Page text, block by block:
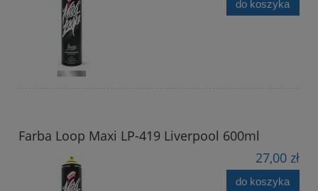
do koszyka
Farba Loop Maxi LP-419 Liverpool 600ml
27,00 zł
do koszyka